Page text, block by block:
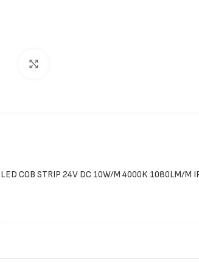
LED COB STRIP 24V DC 10W/M 4000K 1080LM/M